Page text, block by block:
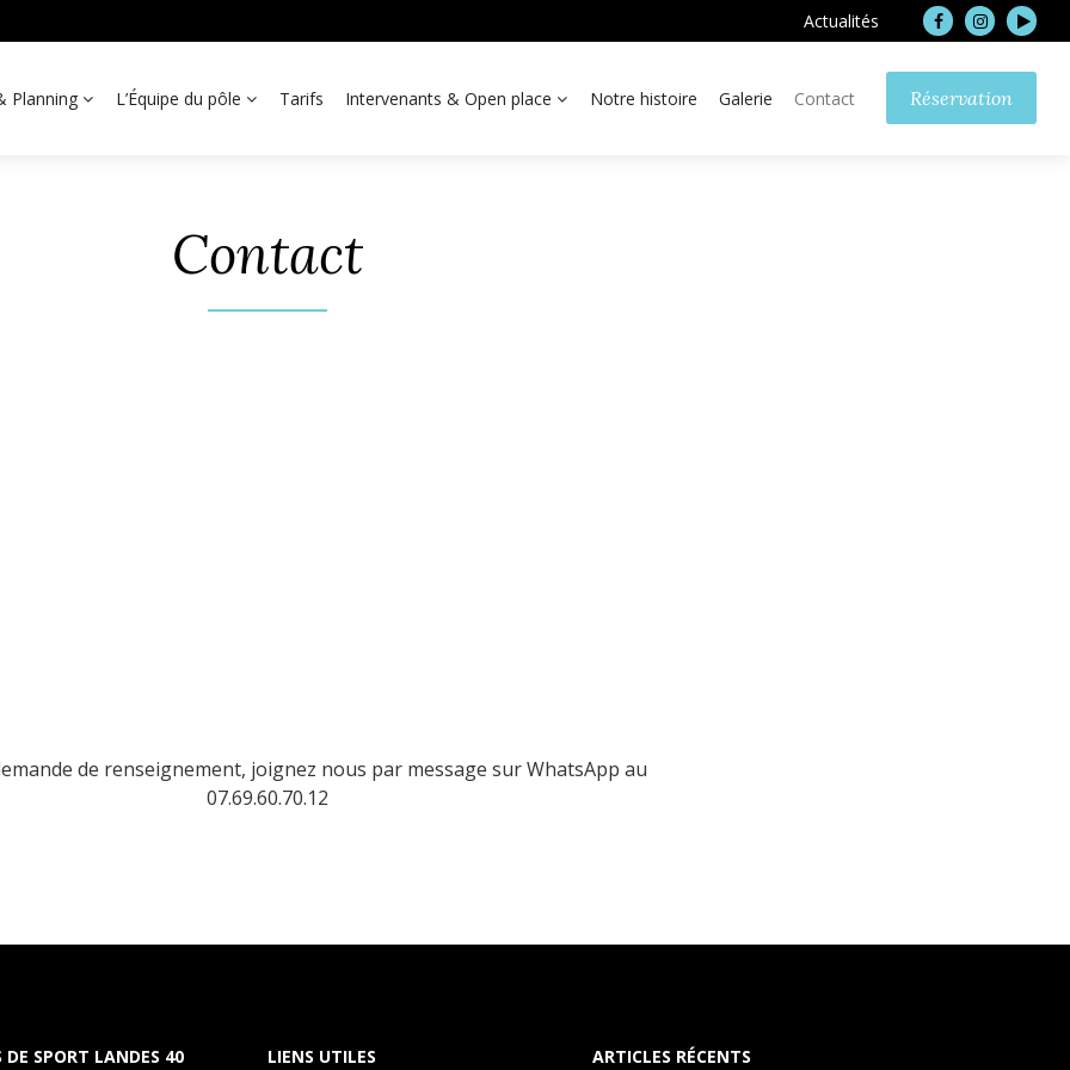
Actualités
Planning L’Équipe du pôle Tarifs Intervenants & Open place Notre histoire Galerie Contact Réservation
Contact
de renseignement, joignez nous par message sur WhatsApp au
07.69.60.70.12
SPORT LANDES 40 LIENS UTILES ARTICLES RÉCENTS